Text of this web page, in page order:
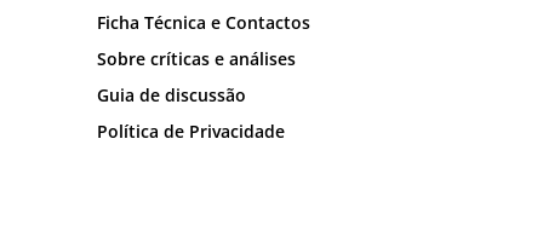
Ficha Técnica e Contactos
Sobre críticas e análises
Guia de discussão
Política de Privacidade